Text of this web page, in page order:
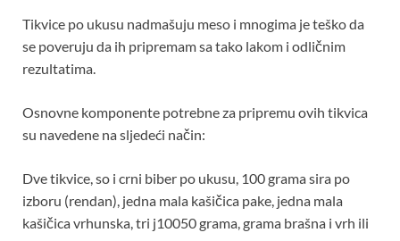
Tikvice po ukusu nadmašuju meso i mnogima je teško da
se poveruju da ih pripremam sa tako lakom i odličnim
rezultatima.
Osnovne komponente potrebne za pripremu ovih tikvica
su navedene na sljedeći način:
Dve tikvice, so i crni biber po ukusu, 100 grama sira po
izboru (rendan), jedna mala kašičica pake, jedna mala
kašičica vrhunska, tri j10050 grama, grama brašna i vrh ili